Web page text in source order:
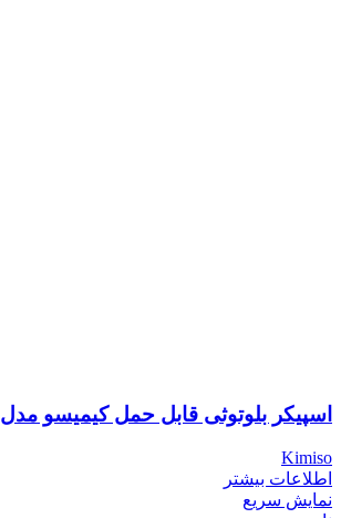
اسپیکر بلوتوثی قابل حمل کیمیسو مدل QS-3607
Kimiso
اطلاعات بیشتر
نمایش سریع